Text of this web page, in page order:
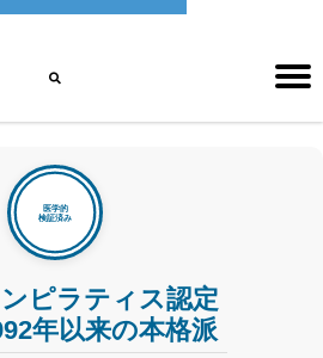
ピラティス認定
年以来の本格派